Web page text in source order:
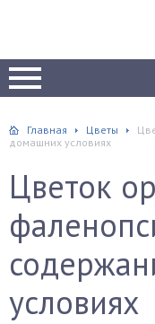
Главная Цветы
домашних условиях
Цветок
условиях